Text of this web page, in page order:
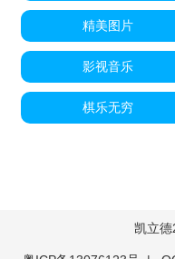
精美图片
影视音乐
棋乐无穷
凯立德